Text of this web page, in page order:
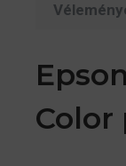
Color